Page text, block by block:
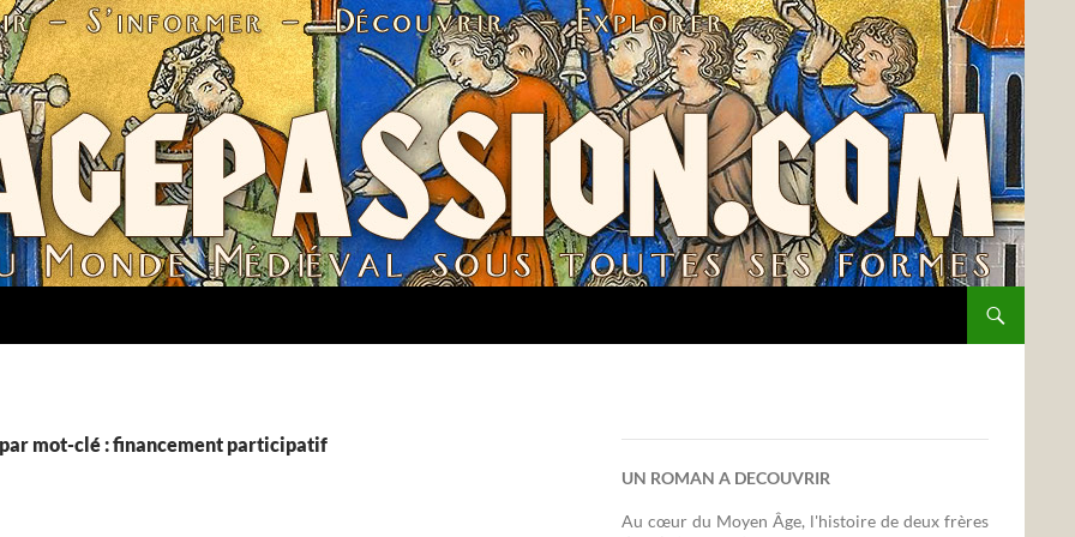
mot-clé : financement participatif
UN ROMAN A DECOUVRIR
Au cœur du Moyen Âge, l'histoire de deux frères